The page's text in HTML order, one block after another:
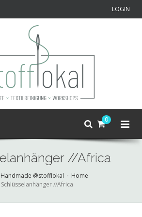
LOGIN
0
//Africa
Handmade @stofflokal
Home
Schlüsselanhänger //Africa